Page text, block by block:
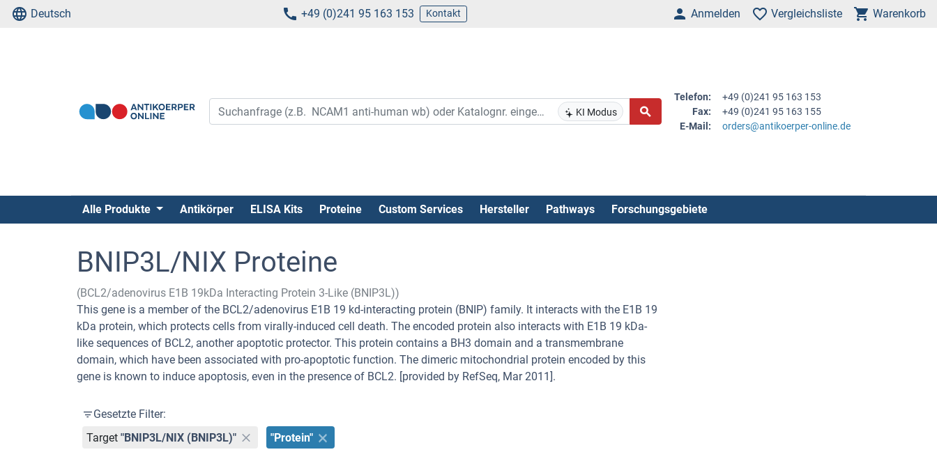
Deutsch +49 (0)241 95 163 153 Kontakt Anmelden Vergleichsliste Warenkorb
KI Modus
Telefon:
+49 (0)241 95 163 153
Fax:
+49 (0)241 95 163 155
E-Mail:
orders@antikoerper-online.de
Alle Produkte Antikörper ELISA Kits Proteine Custom Services Hersteller Pathways Forschungsgebiete
BNIP3L/NIX Proteine
(BCL2/adenovirus E1B 19kDa Interacting Protein 3-Like (BNIP3L))
This gene is a member of the BCL2/adenovirus E1B 19 kd-interacting protein (BNIP) family. It interacts with the E1B 19
kDa protein, which protects cells from virally-induced cell death. The encoded protein also interacts with E1B 19 kDa-
like sequences of BCL2, another apoptotic protector. This protein contains a BH3 domain and a transmembrane
domain, which have been associated with pro-apoptotic function. The dimeric mitochondrial protein encoded by this
gene is known to induce apoptosis, even in the presence of BCL2. [provided by RefSeq, Mar 2011].
Gesetzte Filter:
Target "BNIP3L/NIX (BNIP3L)" "Protein"